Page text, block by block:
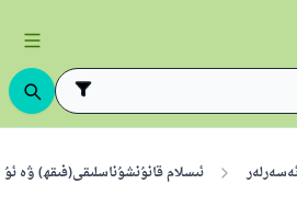
ئىسلام قانۇنشۇناسلىقى(فىقھ) ۋە